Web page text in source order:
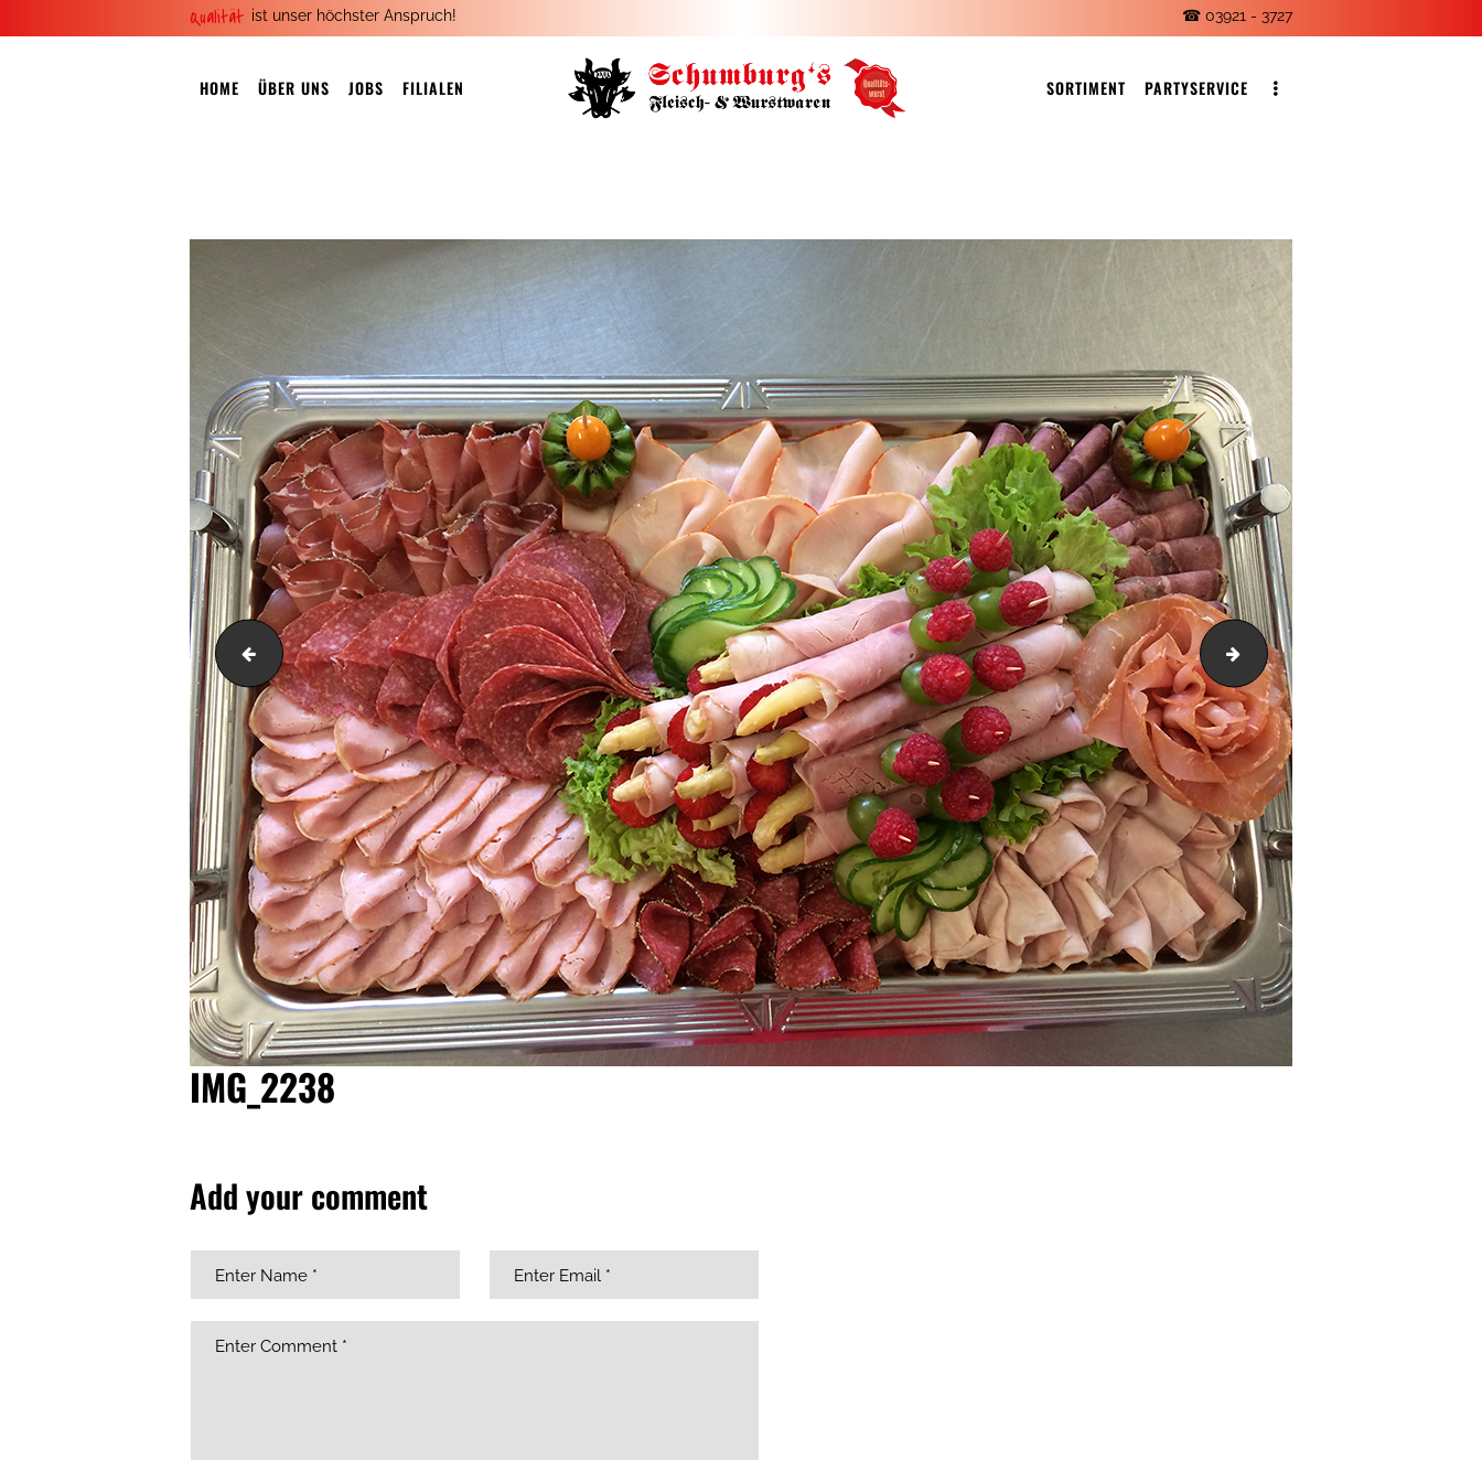
Qualität ist unser höchster Anspruch! ☎ 03921 - 3727
HOME ÜBER UNS JOBS FILIALEN SORTIMENT PARTYSERVICE
HOME
ÜBER UNS
JOBS
SORTIMENT
PARTYSERVICE
KONTAKT
IMG_2236 IMG_2263
IMG_2238
Add your comment